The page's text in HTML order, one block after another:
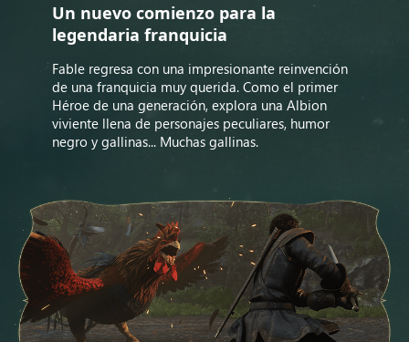
Un nuevo comienzo para la
legendaria franquicia
Fable regresa con una impresionante reinvención
de una franquicia muy querida. Como el primer
Héroe de una generación, explora una Albion
viviente llena de personajes peculiares, humor
negro y gallinas... Muchas gallinas.